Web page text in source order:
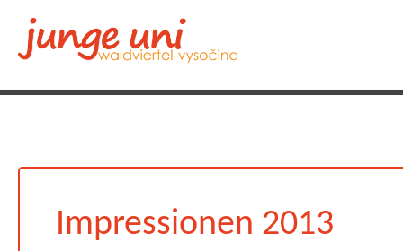
Impressionen 2013